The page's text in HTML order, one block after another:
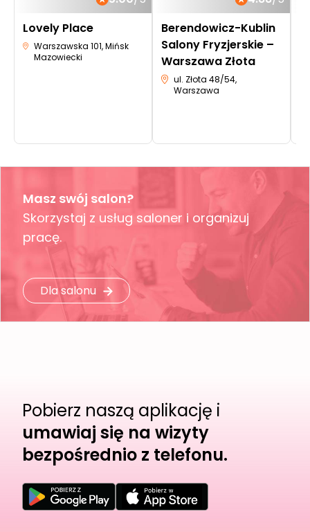
Lovely Place
Warszawska 101, Mińsk
Mazowiecki
Berendowicz-Kublin
Salony Fryzjerskie –
Warszawa Złota
ul. Złota 48/54,
Warszawa
Masz swój salon?
Skorzystaj z usług saloner i organizuj
pracę.
Dla salonu
Pobierz naszą aplikację i
umawiaj się na wizyty
bezpośrednio z telefonu.